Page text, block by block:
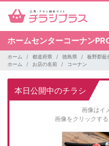
ホームセンターコーナン
ホーム 都道府県 徳島県
板野郡藍
ホーム
お店の名前 コーナン
本日公開中のチラシ
画像はイ
画像をクリックす